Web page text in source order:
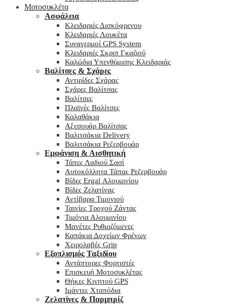
Μοτοσυκλέτα
Ασφάλεια
Κλειδαριές Δισκόφρενου
Κλειδαριές Λουκέτα
Συναγερμοί GPS System
Κλειδαριές Σκριπ Γκαζιού
Καλώδια Υπενθύμισης Κλειδαριάς
Βαλίτσες & Σχάρες
Αντιρίδες Σχάρας
Σχάρες Βαλίτσας
Βαλίτσες
Πλαϊνές Βαλίτσες
Καλαθάκια
Αξεσουάρ Βαλίτσας
Βαλιτσάκια Delivery
Βαλιτσάκια Ρεζερβουάρ
Εμφάνιση & Αισθητική
Τάπες Λαδιού Σασί
Αυτοκόλλητα Τάπας Ρεζερβουάρ
Βίδες Ergal Αλουμινίου
Βίδες Ζελατίνας
Αντίβαρα Τιμονιού
Ταινίες Τροχού Ζάντας
Τιμόνια Αλουμινίου
Μανέτες Ρυθμιζόμενες
Καπάκια Δοχείων Φρένων
Χειρολαβές Grip
Εξοπλισμός Ταξιδίου
Αντάπτορες Φορτιστές
Επισκευή Μοτοσυκλέτας
Θήκες Κινητού GPS
Ιμάντες Χταπόδια
Ζελατίνες & Παρμπρίζ